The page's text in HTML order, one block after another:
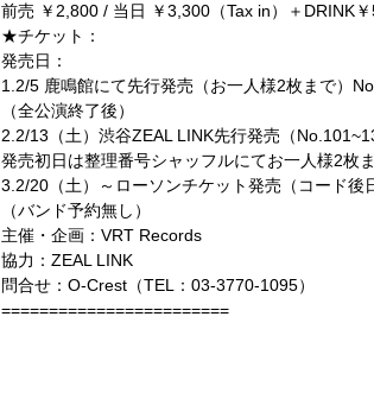
前売 ￥2,800 / 当日 ￥3,300（Tax in）＋DRINK
★チケット：
発売日：
1.2/5 鹿鳴館にて先行発売（お一人様2枚まで）
（全公演終了後）
2.2/13（土）渋谷ZEAL LINK先行発売（
発売初日は整理番号シャッフルにてお一人様2枚
3.2/20（土）～ローソンチケット発売（コード後
（バンド予約無し）
主催・企画：VRT Records
協力：ZEAL LINK
問合せ：O-Crest（TEL：03-3770-1095）
========================